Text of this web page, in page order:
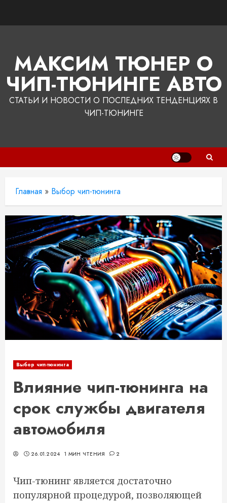
МАКСИМ ТЮНЕР О
ЧИП-ТЮНИНГЕ АВТО
СТАТЬИ И НОВОСТИ О ПОСЛЕДНИХ ТЕНДЕНЦИЯХ В
ЧИП-ТЮНИНГЕ
Главная » Выбор чип-тюнинга
Выбор чип-тюнинга
Влияние чип-тюнинга на
срок службы двигателя
автомобиля
26.01.2024 1 МИН ЧТЕНИЯ 2
Чип-тюнинг является достаточно
популярной процедурой, позволяющей